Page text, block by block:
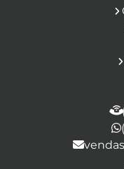
Ferramentas
Ferramentas
Filtro para
Japona
Luvas para
Macacão
Macacão de
Máscara de